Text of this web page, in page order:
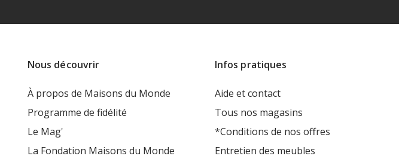
Nous découvrir
À propos de Maisons du Monde
Programme de fidélité
Le Mag'
La Fondation Maisons du Monde
Infos pratiques
Aide et contact
Tous nos magasins
*Conditions de nos offres
Entretien des meubles